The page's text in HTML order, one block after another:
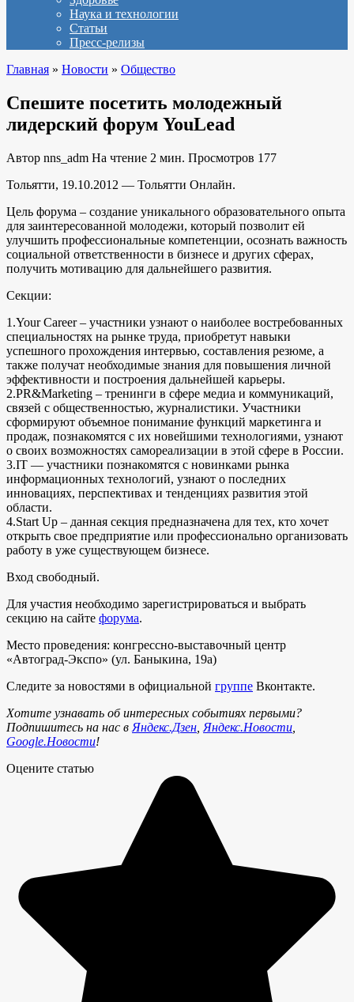
Наука и технологии
Статьи
Пресс-релизы
Главная » Новости » Общество
Спешите посетить молодежный
лидерский форум YouLead
Автор nns_adm На чтение 2 мин. Просмотров 177
Тольятти, 19.10.2012 — Тольятти Онлайн.
Цель форума – создание уникального образовательного опыта
для заинтересованной молодежи, который позволит ей
улучшить профессиональные компетенции, осознать важность
социальной ответственности в бизнесе и других сферах,
получить мотивацию для дальнейшего развития.
Секции:
1.Your Career – участники узнают о наиболее востребованных
специальностях на рынке труда, приобретут навыки
успешного прохождения интервью, составления резюме, а
также получат необходимые знания для повышения личной
эффективности и построения дальнейшей карьеры.
2.PR&Marketing – тренинги в сфере медиа и коммуникаций,
связей с общественностью, журналистики. Участники
сформируют объемное понимание функций маркетинга и
продаж, познакомятся с их новейшими технологиями, узнают
о своих возможностях самореализации в этой сфере в России.
3.IT — участники познакомятся с новинками рынка
информационных технологий, узнают о последних
инновациях, перспективах и тенденциях развития этой
области.
4.Start Up – данная секция предназначена для тех, кто хочет
открыть свое предприятие или профессионально организовать
работу в уже существующем бизнесе.
Вход свободный.
Для участия необходимо зарегистрироваться и выбрать
секцию на сайте форума.
Место проведения: конгрессно-выставочный центр
«Автоград-Экспо» (ул. Баныкина, 19а)
Следите за новостями в официальной группе Вконтакте.
Хотите узнавать об интересных событиях первыми?
Подпишитесь на нас в Яндекс.Дзен Яндекс.Новости
Google.Новости!
Оцените статью